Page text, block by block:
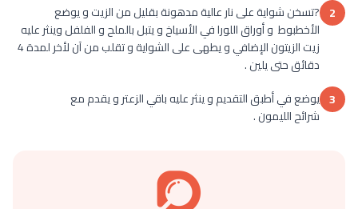
2 ?تسخن شواية على نار عالية مدهونة بقليل من الزيت و يوضع
الأخطبوط و أوراق اللورا في الأسياخ و يتبل بالملح و الفلفل وينثر عليه
زيت الزيتون الإضافي و يطهى على الشواية و تقلب من آن لأخر لمدة 4
دقائق حتى يلين .
3 يوضع في أطبق التقديم و ينثر عليه باقي الزعتر و يقدم مع
شرائح الليمون .